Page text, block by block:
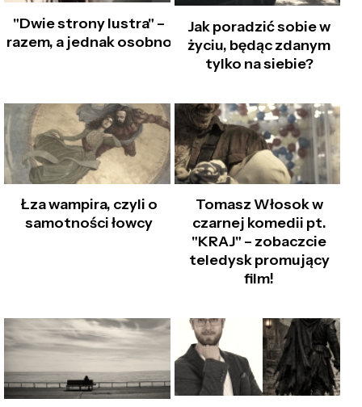
"Dwie strony lustra" –
razem, a jednak osobno
Jak poradzić sobie w
życiu, będąc zdanym
tylko na siebie?
Łza wampira, czyli o
samotności łowcy
Tomasz Włosok w
czarnej komedii pt.
"KRAJ" – zobaczcie
teledysk promujący
film!